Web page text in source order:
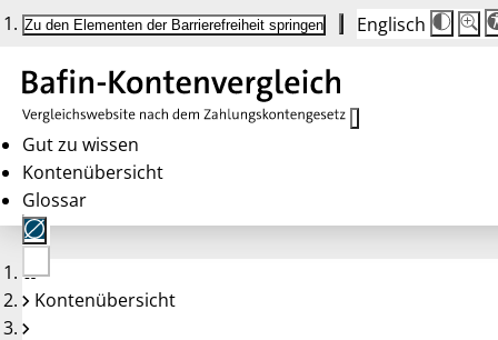
Zu den Elementen der Barrierefreiheit springen Englisch
Die
100%
Gut zu wissen
Kontenübersicht
Glossar
Keine
Konten
Kontenübersicht